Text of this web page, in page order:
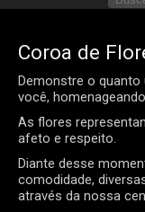
Coroa de
Demonstre o
você,
As flores
afeto e respeito.
Diante desse
comodidade,
através da nossa